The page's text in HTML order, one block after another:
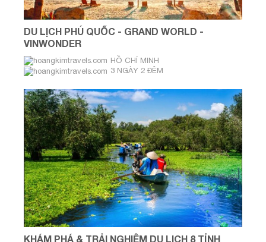
DU LỊCH PHÚ QUỐC - GRAND WORLD -
VINWONDER
HỒ CHÍ MINH
3 NGÀY 2 ĐÊM
KHÁM PHÁ & TRẢI NGHIỆM DU LỊCH 8 TỈNH